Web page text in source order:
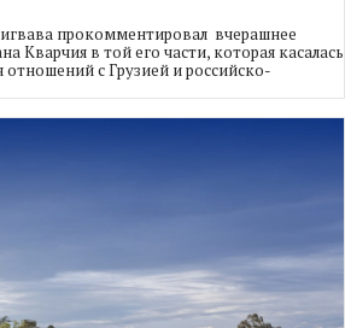
прокомментировал вчерашнее
Кварчия в той его части, которая касалась
с Грузией и российско-